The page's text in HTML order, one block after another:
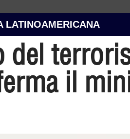
LATINOAMERICANA
del
il